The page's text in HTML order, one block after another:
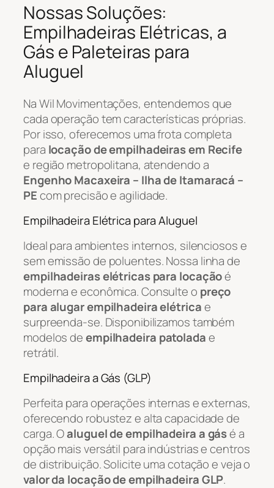
Nossas Soluções:
Empilhadeiras Elétricas, a
Gás e Paleteiras para
Aluguel
Na Wil Movimentações, entendemos que
cada operação tem características próprias.
Por isso, oferecemos uma frota completa
para locação de empilhadeiras em Recife
e região metropolitana, atendendo a
Engenho Macaxeira – Ilha de Itamaracá –
PEcom precisão e agilidade.
Empilhadeira Elétrica para Aluguel
Ideal para ambientes internos, silenciosos e
sem emissão de poluentes. Nossa linha de
empilhadeiras elétricas para locaçãoé
moderna e econômica. Consulte o preço
para alugar empilhadeira elétricae
surpreenda-se. Disponibilizamos também
modelos deempilhadeira patoladae
retrátil.
Empilhadeira a Gás (GLP)
Perfeita para operações internas e externas,
oferecendo robustez e alta capacidade de
carga. Oaluguel de empilhadeira a gásé a
opção mais versátil para indústrias e centros
de distribuição. Solicite uma cotação e veja o
valor da locação de empilhadeira GLP.